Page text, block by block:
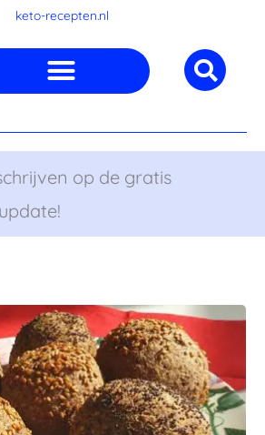
keto-recepten.nl
op de gratis